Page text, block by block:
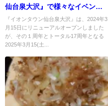
仙台泉大沢』で様々なイベント
が開催されるみたい！
『イオンタウン仙台泉大沢』は、2024年3
月15日にリニューアルオープンしました
が、その１周年とトータル17周年となる
2025年3月15(土...